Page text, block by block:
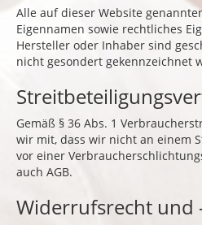
Alle auf dieser Website
Eigennamen sowie rechtliches
Hersteller oder Inhaber sind
nicht gesondert gekennzeichnet
Gemäß § 36 Abs. 1
wir mit, dass wir nicht an einem
vor einer
auch AGB.
Widerrufsrecht und